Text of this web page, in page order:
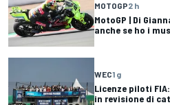
MOTOGP2 h
MotoGP | Di
anche se ho i
WEC1 g
Licenze piloti
in revisione di